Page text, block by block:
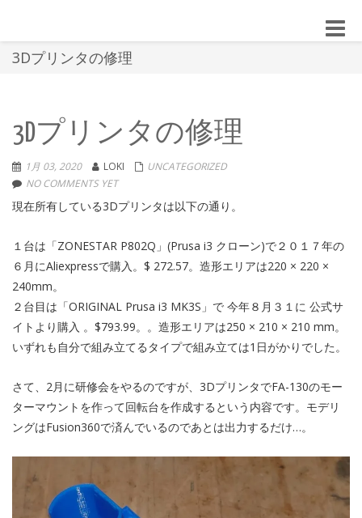
Toggle
3Dプリンタの修理
3Dプリンタの修理
1月 03, 2020 LOKI
UNCATEGORIZED
NO COMMENTS YET
現在所有している3Dプリンタは以下の通り。
１台は「ZONESTAR P802Q」(Prusa i3 クローン)で２０１７年の
６月にAliexpressで購入。$ 272.57。造形エリアは220 × 220 ×
240mm。
２台目は「ORIGINAL Prusa i3 MK3S」で 今年８月３１に 公式サ
イトより購入 。$793.99。。造形エリアは250 × 210 × 210 mm。
いずれも自分で組み立てるタイプで組み立ては1日がかりでした。
さて、2月に研修会をやるのですが、3DプリンタでFA-130のモー
ターマウントを作って回転台を作成するという内容です。モデリ
ングはFusion360で済んでいるのであとは出力するだけ…。